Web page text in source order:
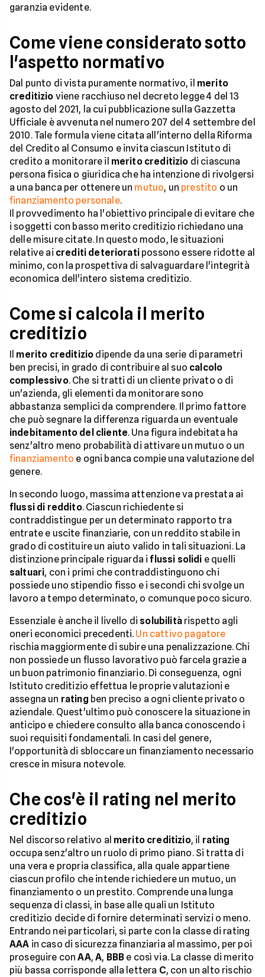
garanzia evidente.
Come viene considerato sotto
l'aspetto normativo
Dal punto di vista puramente normativo, il merito
creditizio viene racchiuso nel decreto legge 4 del 13
agosto del 2021, la cui pubblicazione sulla Gazzetta
Ufficiale è avvenuta nel numero 207 del 4 settembre del
2010. Tale formula viene citata all'interno della Riforma
del Credito al Consumo e invita ciascun Istituto di
credito a monitorare il merito creditizio di ciascuna
persona fisica o giuridica che ha intenzione di rivolgersi
a una banca per ottenere un mutuo, un prestito o un
finanziamento personale.
Il provvedimento ha l'obiettivo principale di evitare che
i soggetti con basso merito creditizio richiedano una
delle misure citate. In questo modo, le situazioni
relative ai crediti deterioratipossono essere ridotte al
minimo, con la prospettiva di salvaguardare l'integrità
economica dell'intero sistema creditizio.
Come si calcola il merito
creditizio
merito creditizio dipende da una serie di parametri
ben precisi, in grado di contribuire al suo calcolo
complessivo. Che si tratti di un cliente privato o di
un'azienda, gli elementi da monitorare sono
abbastanza semplici da comprendere. Il primo fattore
che può segnare la differenza riguarda un eventuale
indebitamento del cliente. Una figura indebitata ha
senz'altro meno probabilità di attivare un mutuo o un
finanziamento e ogni banca compie una valutazione del
genere.
In secondo luogo, massima attenzione va prestata ai
flussi di reddito. Ciascun richiedente si
contraddistingue per un determinato rapporto tra
entrate e uscite finanziarie, con un reddito stabile in
grado di costituire un aiuto valido in tali situazioni. La
distinzione principale riguarda iflussi solidi e quelli
saltuari, con i primi che contraddistinguono chi
possiede uno stipendio fisso e i secondi chi svolge un
lavoro a tempo determinato, o comunque poco sicuro.
Essenziale è anche il livello di solubilitàrispetto agli
oneri economici precedenti. Un cattivo pagatore
rischia maggiormente di subire una penalizzazione. Chi
non possiede un flusso lavorativo può farcela grazie a
un buon patrimonio finanziario. Di conseguenza, ogni
Istituto creditizio effettua le proprie valutazioni e
assegna un rating ben preciso a ogni cliente privato o
aziendale. Quest'ultimo può conoscere la situazione in
anticipo e chiedere consulto alla banca conoscendo i
suoi requisiti fondamentali. In casi del genere,
l'opportunità di sbloccare un finanziamento necessario
cresce in misura notevole.
Che cos'è il rating nel merito
creditizio
Nel discorso relativo al merito creditizio, il rating
occupa senz'altro un ruolo di primo piano. Si tratta di
una vera e propria classifica, alla quale appartiene
ciascun profilo che intende richiedere un mutuo, un
finanziamento o un prestito. Comprende una lunga
sequenza di classi, in base alle quali un Istituto
creditizio decide di fornire determinati servizi o meno.
Entrando nei particolari, si parte con la classe di rating
AAA in caso di sicurezza finanziaria al massimo, per poi
proseguire conAA,A, BBB e così via. La classe di merito
più bassa corrisponde alla lettera C, con un alto rischio